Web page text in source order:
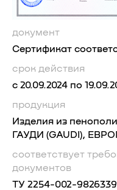
документ
Сертификат
срок действия
с 20.09.2024 по
продукция
Изделия из
ГАУДИ (GAUDI),
соответствует
документов
ТУ 2254-002-